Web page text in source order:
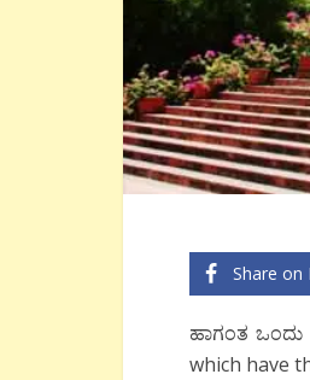
Share on
ಹಾಗಂತ
which have